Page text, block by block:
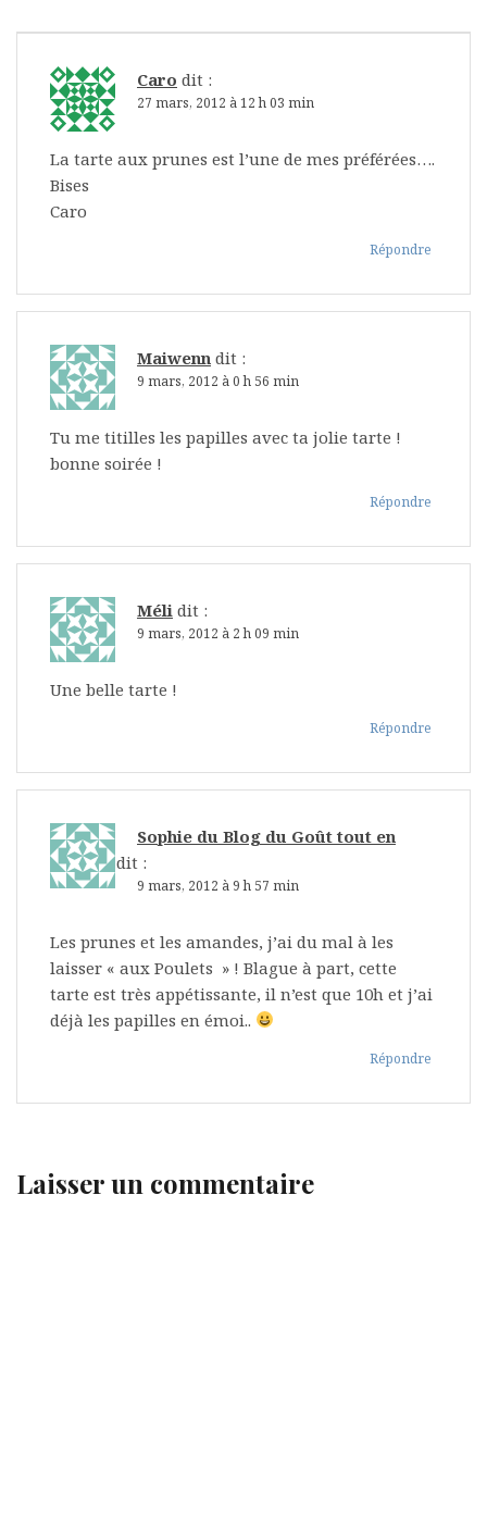
Caro dit :
27 mars, 2012 à 12 h 03 min
La tarte aux prunes est l’une de mes préférées….
Bises
Caro
Répondre
Maiwenn dit :
9 mars, 2012 à 0 h 56 min
Tu me titilles les papilles avec ta jolie tarte !
bonne soirée !
Répondre
Méli dit :
9 mars, 2012 à 2 h 09 min
Une belle tarte !
Répondre
Sophie du Blog du Goût tout en
BaGoût dit :
9 mars, 2012 à 9 h 57 min
Les prunes et les amandes, j’ai du mal à les
laisser « aux Poulets » ! Blague à part, cette
tarte est très appétissante, il n’est que 10h et j’ai
déjà les papilles en émoi..
Répondre
Laisser un commentaire